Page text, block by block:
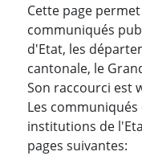
Cette page
communiqués
d'Etat, les
cantonale, le
Son raccourci est
Les
institutions de
pages suivantes: